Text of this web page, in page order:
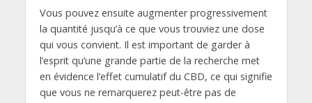
Vous pouvez ensuite augmenter progressivement
la quantité jusqu’à ce que vous trouviez une dose
qui vous convient. Il est important de garder à
l’esprit qu’une grande partie de la recherche met
en évidence l’effet cumulatif du CBD, ce qui signifie
que vous ne remarquerez peut-être pas de